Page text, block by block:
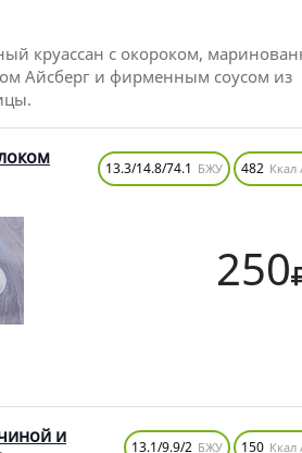
круассан с окороком,
Айсберг и фирменным соусом из
13.3/14.8/74.1 БЖУ 482 Ккал
250
и
13.1/9.9/2 БЖУ 150 Ккал